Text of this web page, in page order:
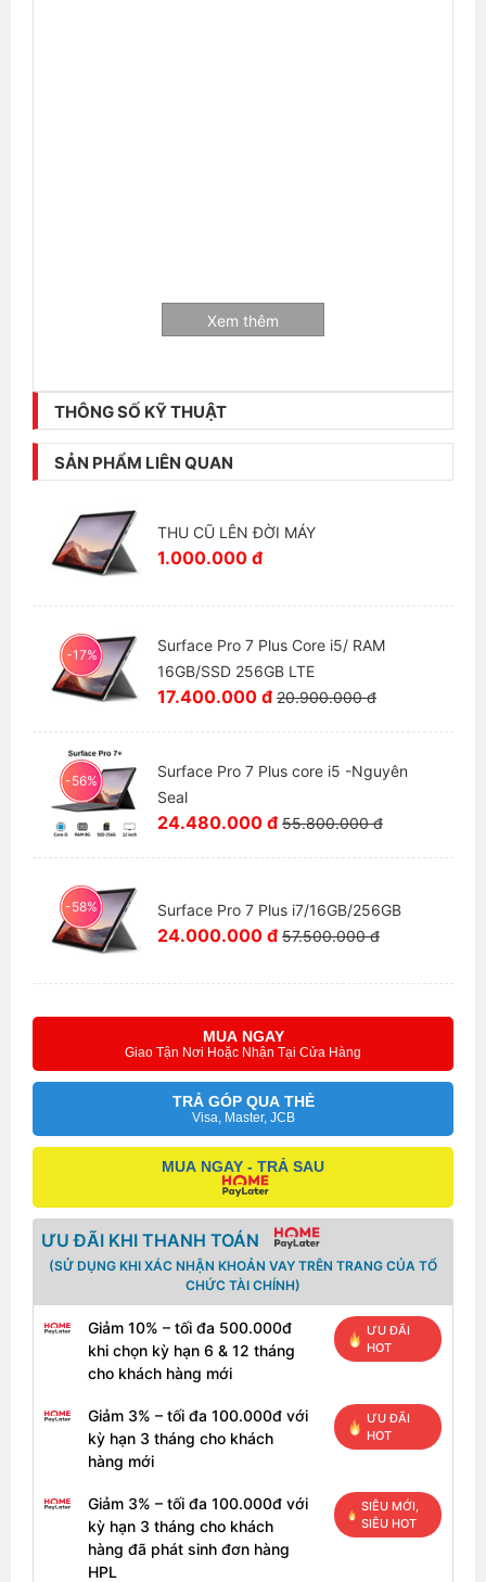
Xem thêm
THÔNG SỐ KỸ THUẬT
SẢN PHẨM LIÊN QUAN
THU CŨ LÊN ĐỜI MÁY
1.000.000 đ
-17%
Surface Pro 7 Plus Core i5/ RAM
16GB/SSD 256GB LTE
17.400.000 đ 20.900.000 đ
-56%
Surface Pro 7 Plus core i5 -Nguyên
Seal
24.480.000 đ 55.800.000 đ
-58% Surface Pro 7 Plus i7/16GB/256GB
24.000.000 đ 57.500.000 đ
MUA NGAY
Giao Tận Nơi Hoặc Nhận Tại Cửa Hàng
TRẢ GÓP QUA THẺ
Visa, Master, JCB
MUA NGAY - TRẢ SAU
ƯU ĐÃI KHI THANH TOÁN
(SỬ DỤNG KHI XÁC NHẬN KHOẢN VAY TRÊN TRANG CỦA TỔ
CHỨC TÀI CHÍNH)
Giảm 10% – tối đa 500.000đ
khi chọn kỳ hạn 6 & 12 tháng
cho khách hàng mới
ƯU ĐÃI
HOT
Giảm 3% – tối đa 100.000đ với
kỳ hạn 3 tháng cho khách
hàng mới
ƯU ĐÃI
HOT
Giảm 3% – tối đa 100.000đ với
kỳ hạn 3 tháng cho khách
hàng đã phát sinh đơn hàng
HPL
SIÊU MỚI,
SIÊU HOT